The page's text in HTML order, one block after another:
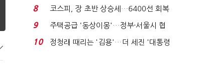
닥 벌점 급증에 ...
8
코스피, 장 초반 상승세…6400선 회복
시도
9
주택공급 '동상이몽'…정부·서울시 협
력 없으면 '공수표'...
10
정청래 때리는 '김용'…더 세진 '대통령